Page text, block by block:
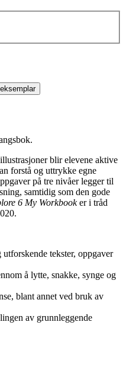
blir elevene aktive
forstå og uttrykke egne
på tre nivåer legger til
samtidig som den gode
6 My Workbooker i tråd
tekster, oppgaver
å lytte, snakke, synge og
blant annet ved bruk av
av grunnleggende